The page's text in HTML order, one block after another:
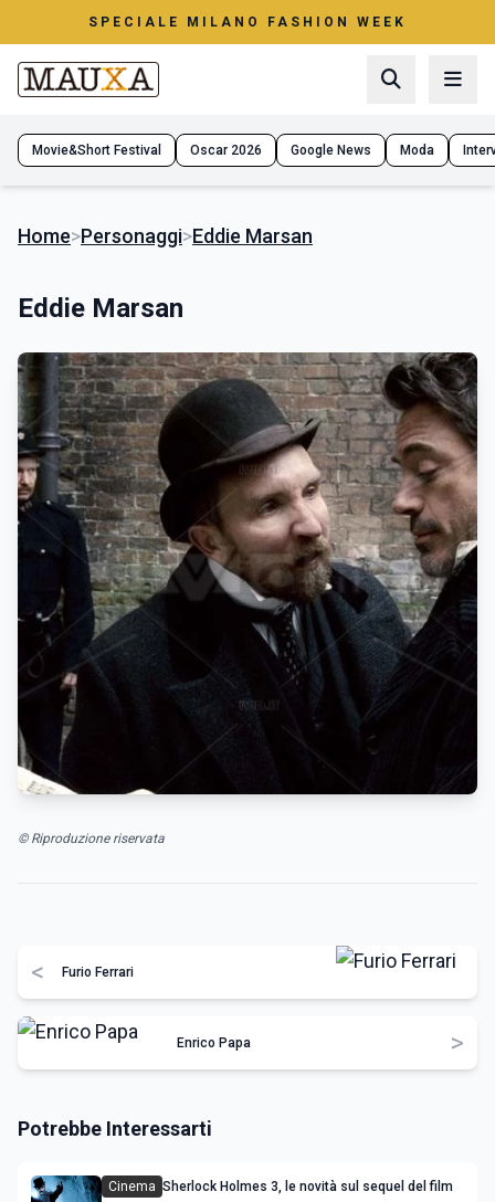
SPECIALE MILANO FASHION WEEK
Movie&Short Festival Oscar 2026 Google News Moda
Home>Personaggi>Eddie Marsan
Eddie Marsan
© Riproduzione riservata
< Furio Ferrari
Enrico Papa >
Potrebbe Interessarti
Cinema Sherlock Holmes 3, le novità sul sequel del film